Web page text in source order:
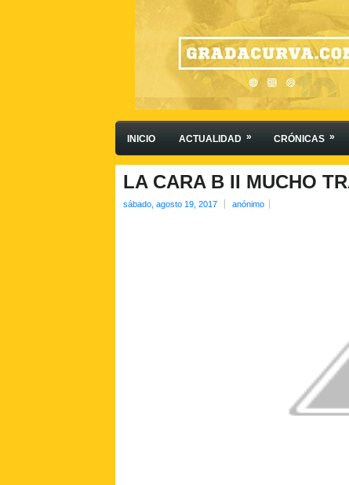
INICIO ACTUALIDAD » CRÓNICAS »
LA CARA B II MUCHO
sábado, agosto 19, 2017 anónimo